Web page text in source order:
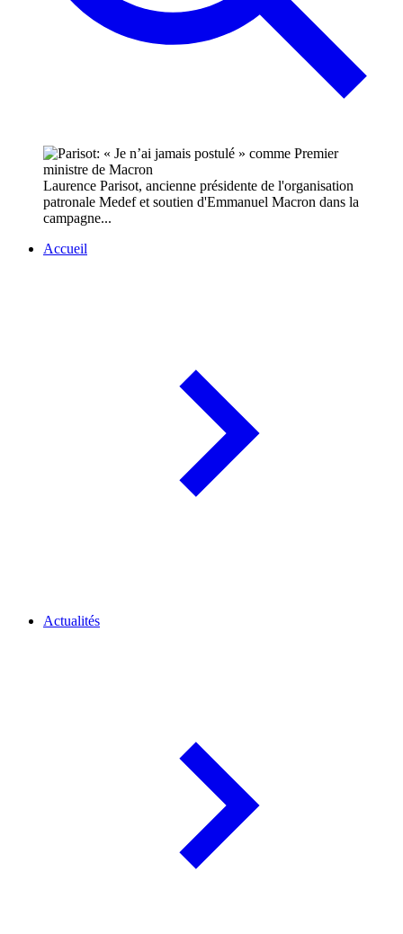
Laurence Parisot, ancienne présidente de l'organisation
patronale Medef et soutien d'Emmanuel Macron dans la
campagne...
Accueil
Actualités